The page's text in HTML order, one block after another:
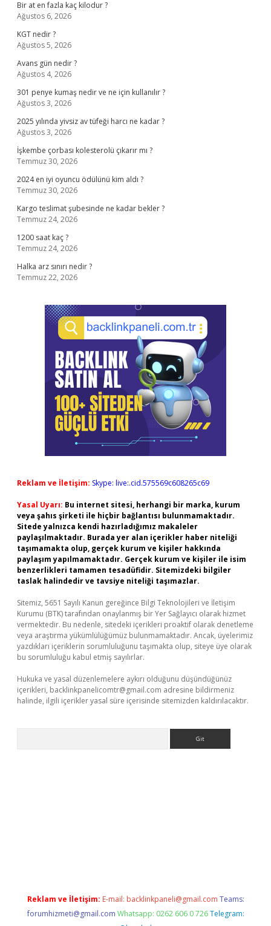
Bir at en fazla kaç kilodur ?
Ağustos 6, 2026
KGT nedir ?
Ağustos 5, 2026
Avans gün nedir ?
Ağustos 4, 2026
301 penye kumaş nedir ve ne için kullanılır ?
Ağustos 3, 2026
2025 yılında yivsiz av tüfeği harcı ne kadar ?
Ağustos 3, 2026
İşkembe çorbası kolesterolü çıkarır mı ?
Temmuz 30, 2026
2024 en iyi oyuncu ödülünü kim aldı ?
Temmuz 30, 2026
Kargo teslimat şubesinde ne kadar bekler ?
Temmuz 24, 2026
1200 saat kaç ?
Temmuz 24, 2026
Halka arz sınırı nedir ?
Temmuz 22, 2026
Reklam ve İletişim: Skype: live:.cid.575569c608265c69
Yasal Uyarı: Bu internet sitesi, herhangi bir marka, kurum
veya şahıs şirketi ile hiçbir bağlantısı bulunmamaktadır.
Sitede yalnızca kendi hazırladığımız makaleler
paylaşılmaktadır. Burada yer alan içerikler haber niteliği
taşımamakta olup, gerçek kurum ve kişiler hakkında
paylaşım yapılmamaktadır. Gerçek kurum ve kişiler ile isim
benzerlikleri tamamen tesadüfidir. Sitemizdeki bilgiler
taslak halindedir ve tavsiye niteliği taşımazlar.
Sitemiz, 5651 Sayılı Kanun gereğince Bilgi Teknolojileri ve İletişim
Kurumu (BTK) tarafından onaylanmış bir Yer Sağlayıcı olarak hizmet
vermektedir. Bu nedenle, sitedeki içerikleri proaktif olarak denetleme
veya araştırma yükümlülüğümüz bulunmamaktadır. Ancak, üyelerimiz
yazdıkları içeriklerin sorumluluğunu taşımakta olup, siteye üye olarak
bu sorumluluğu kabul etmiş sayılırlar.
Hukuka ve yasal düzenlemelere aykırı olduğunu düşündüğünüz
içerikleri, backlinkpanelicomtr@gmail.com adresine bildirmeniz
halinde, ilgili içerikler yasal süre içerisinde sitemizden kaldırılacaktır.
Reklam ve İletişim: E-mail: backlinkpaneli@gmail.com Teams:
forumhizmeti@gmail.com Whatsapp: 0262 606 0 726 Telegram: